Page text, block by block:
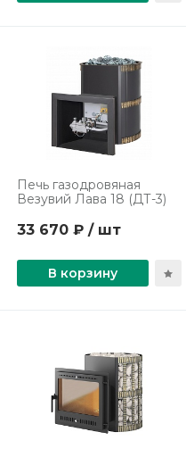
Печь газодровяная
Везувий Лава 18 (ДТ-3)
33 670 ₽ / шт
В корзину